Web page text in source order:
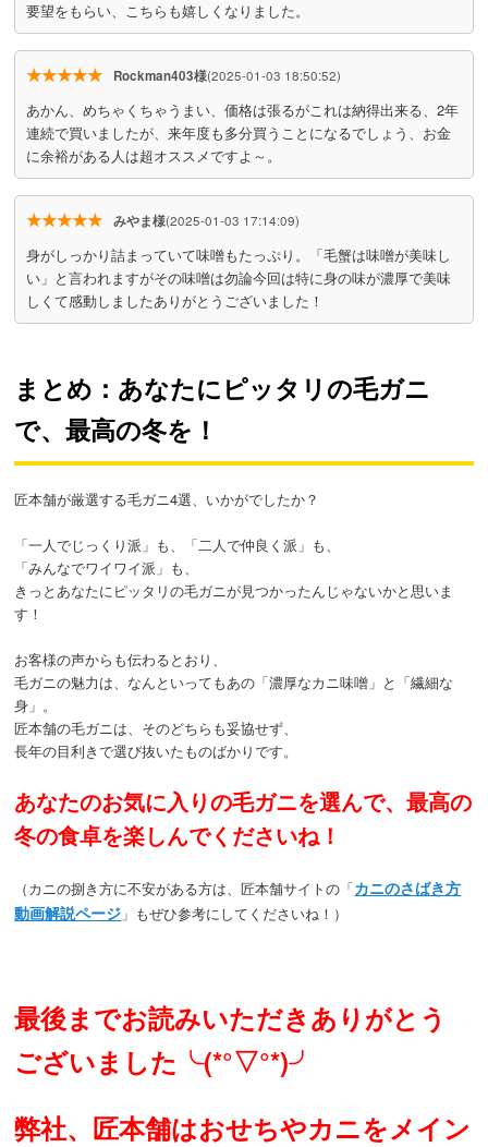
要望をもらい、こちらも嬉しくなりました。
★★★★★ Rockman403様(2025-01-03 18:50:52)
あかん、めちゃくちゃうまい、価格は張るがこれは納得出来る、2年
連続で買いましたが、来年度も多分買うことになるでしょう、お金
に余裕がある人は超オススメですよ～。
★★★★★ みやま様(2025-01-03 17:14:09)
身がしっかり詰まっていて味噌もたっぷり。「毛蟹は味噌が美味し
い」と言われますがその味噌は勿論今回は特に身の味が濃厚で美味
しくて感動しましたありがとうございました！
まとめ：あなたにピッタリの毛ガニ
で、最高の冬を！
匠本舗が厳選する毛ガニ4選、いかがでしたか？
「一人でじっくり派」も、「二人で仲良く派」も、
「みんなでワイワイ派」も、
きっとあなたにピッタリの毛ガニが見つかったんじゃないかと思いま
す！
お客様の声からも伝わるとおり、
毛ガニの魅力は、なんといってもあの「濃厚なカニ味噌」と「繊細な
身」。
匠本舗の毛ガニは、そのどちらも妥協せず、
長年の目利きで選び抜いたものばかりです。
あなたのお気に入りの毛ガニを選んで、最高の
冬の食卓を楽しんでくださいね！
（カニの捌き方に不安がある方は、匠本舗サイトの「カニのさばき方
動画解説ページ 」もぜひ参考にしてくださいね！）
最後までお読みいただきありがとう
ございました╰(*°▽°*)╯
弊社、匠本舗はおせちやカニをメイン